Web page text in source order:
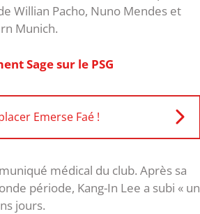
Willian Pacho, Nuno Mendes et
Munich.
Sage sur le PSG
Emerse Faé !
médical du club. Après sa
période, Kang-In Lee a subi « un
jours.